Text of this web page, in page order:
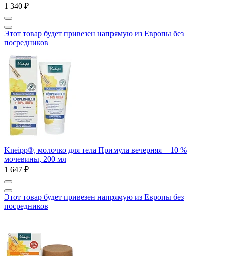
1 340 ₽
Этот товар будет привезен напрямую из Европы без
посредников
Kneipp®, молочко для тела Примула вечерняя + 10 %
мочевины, 200 мл
1 647 ₽
Этот товар будет привезен напрямую из Европы без
посредников